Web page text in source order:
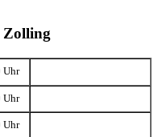
Zolling
Uhr
Uhr
Uhr